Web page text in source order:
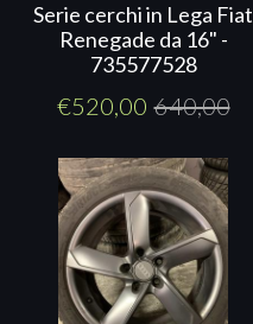
Serie cerchi in Lega Fiat
Renegade da 16" -
735577528
€520,00 640,00